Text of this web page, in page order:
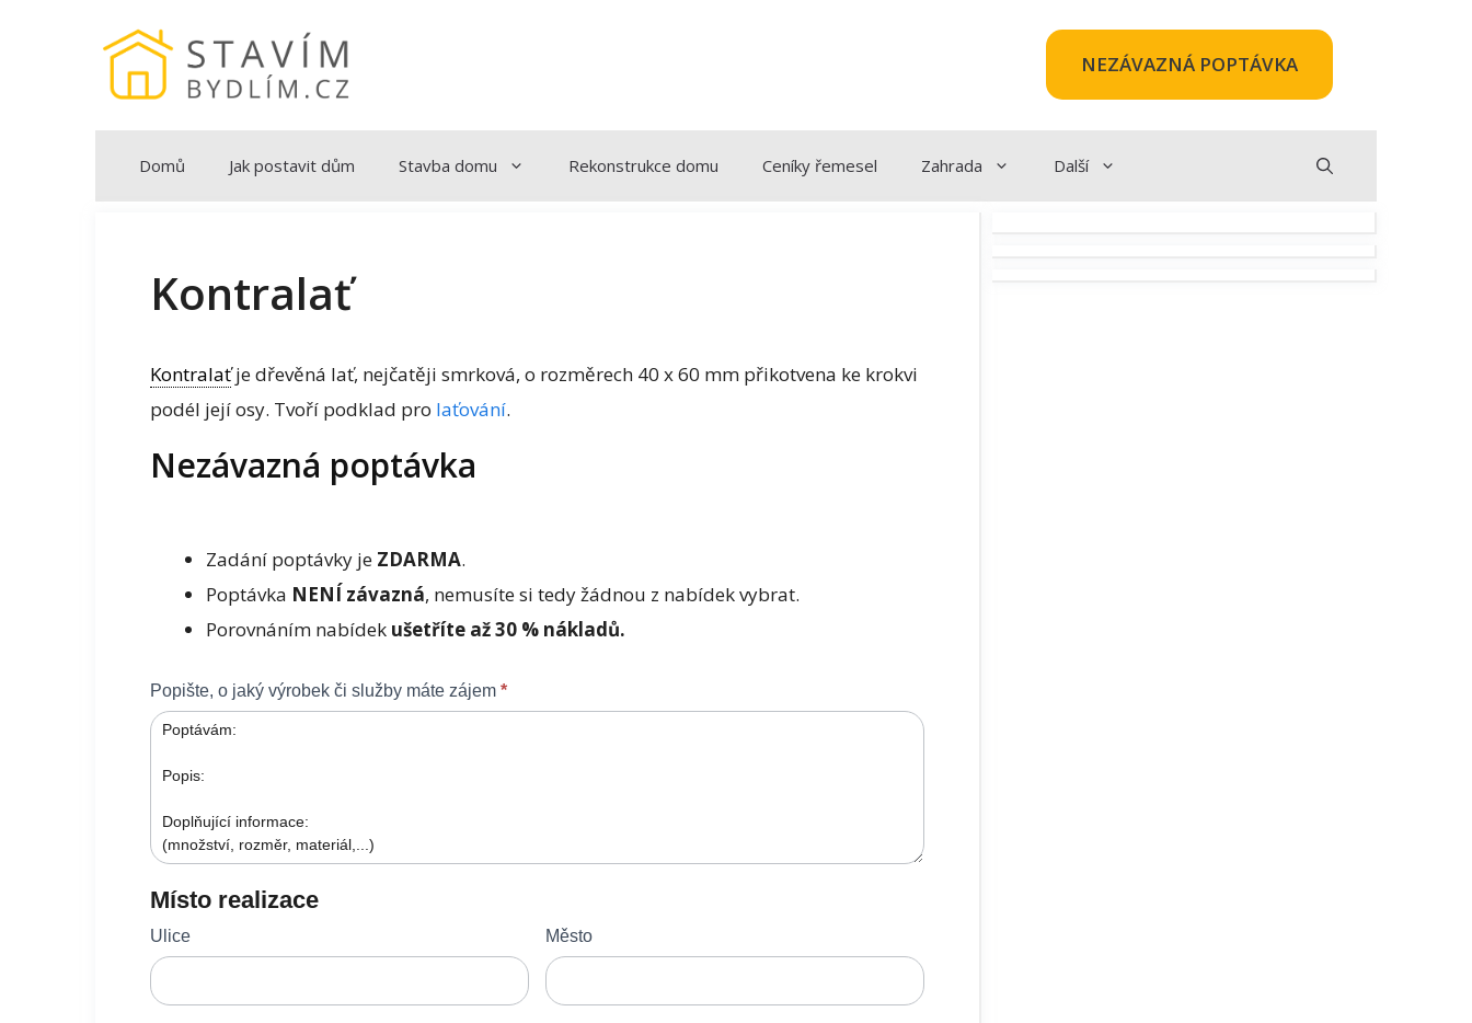
NEZÁVAZNÁ POPTÁVKA
Domů Jak postavit dům Stavba domu Rekonstrukce domu Ceníky řemesel Zahrada Další
Kontralať
Kontralaťje dřevěná lať, nejčatěji smrková, o rozměrech 40 x 60 mm přikotvena ke krokvi
podél její osy. Tvoří podklad pro laťování.
Nezávazná poptávka
Zadání poptávky je ZDARMA.
Poptávka NENÍ závazná, nemusíte si tedy žádnou z nabídek vybrat.
Porovnáním nabídek ušetříte až 30 % nákladů.
Obecná
poptávka
Popište, o jaký výrobek či služby máte zájem *
Místo realizace
Ulice Město